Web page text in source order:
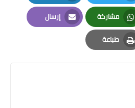
Twitter
LinkedIn
مشاركة
Whatsapp
إرسال
Email
طباعة
Print